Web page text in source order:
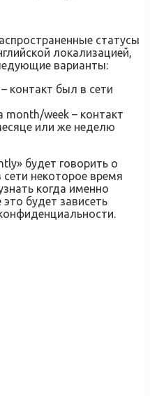
статусы
локализацией,
варианты:
контакт был в сети
month/week – контакт
или же неделю
будет говорить о
некоторое время
когда именно
будет зависеть